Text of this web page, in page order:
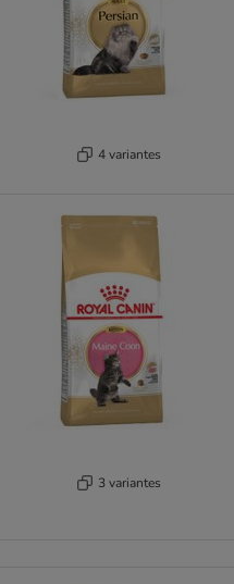
4 variantes
3 variantes